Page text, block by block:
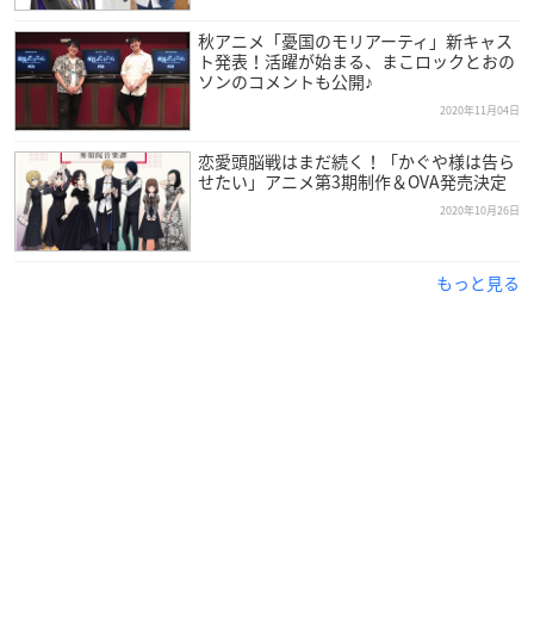
秋アニメ「憂国のモリアーティ」新キャス
ト発表！活躍が始まる、まこロックとおの
ソンのコメントも公開♪
2020年11月04日
恋愛頭脳戦はまだ続く！「かぐや様は告ら
せたい」アニメ第3期制作＆OVA発売決定
2020年10月26日
もっと見る